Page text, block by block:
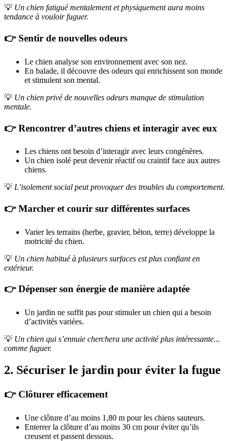
💡 Un chien fatigué mentalement et physiquement aura moins
tendance à vouloir fuguer.
👉 Sentir de nouvelles odeurs
Le chien analyse son environnement avec son nez.
En balade, il découvre des odeurs qui enrichissent son monde
et stimulent son mental.
💡 Un chien privé de nouvelles odeurs manque de stimulation
mentale.
👉 Rencontrer d’autres chiens et interagir avec eux
Les chiens ont besoin d’interagir avec leurs congénères.
Un chien isolé peut devenir réactif ou craintif face aux autres
chiens.
💡 L’isolement social peut provoquer des troubles du comportement.
👉 Marcher et courir sur différentes surfaces
Varier les terrains (herbe, gravier, béton, terre) développe la
motricité du chien.
💡 Un chien habitué à plusieurs surfaces est plus confiant en
extérieur.
👉 Dépenser son énergie de manière adaptée
Un jardin ne suffit pas pour stimuler un chien qui a besoin
d’activités variées.
💡 Un chien qui s’ennuie cherchera une activité plus intéressante...
comme fuguer.
2. Sécuriser le jardin pour éviter la fugue
👉 Clôturer efficacement
Une clôture d’au moins 1,80 m pour les chiens sauteurs.
Enterrer la clôture d’au moins 30 cm pour éviter qu’ils
creusent et passent dessous.